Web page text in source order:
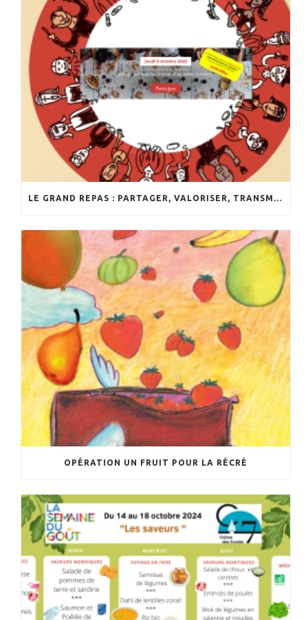
LE GRAND REPAS : PARTAGER, VALORISER, TRANSMETTRE
OPÉRATION UN FRUIT POUR LA RÉCRÉ